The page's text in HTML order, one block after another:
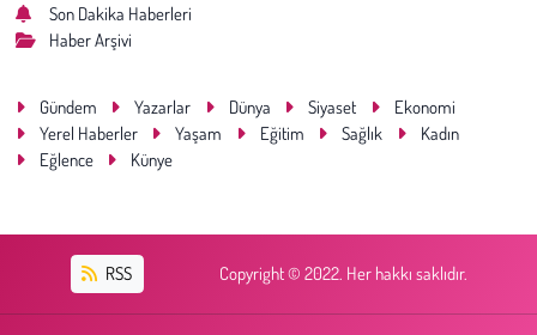
Son Dakika Haberleri
Haber Arşivi
Gündem Yazarlar Dünya Siyaset
Ekonomi
Yerel Haberler
Yaşam Eğitim Sağlık
Kadın
Eğlence
Künye
RSS Copyright © 2022. Her hakkı saklıdır.